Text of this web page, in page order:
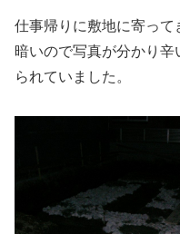
仕事帰りに敷地に寄って
暗いので写真が分かり
られていました。